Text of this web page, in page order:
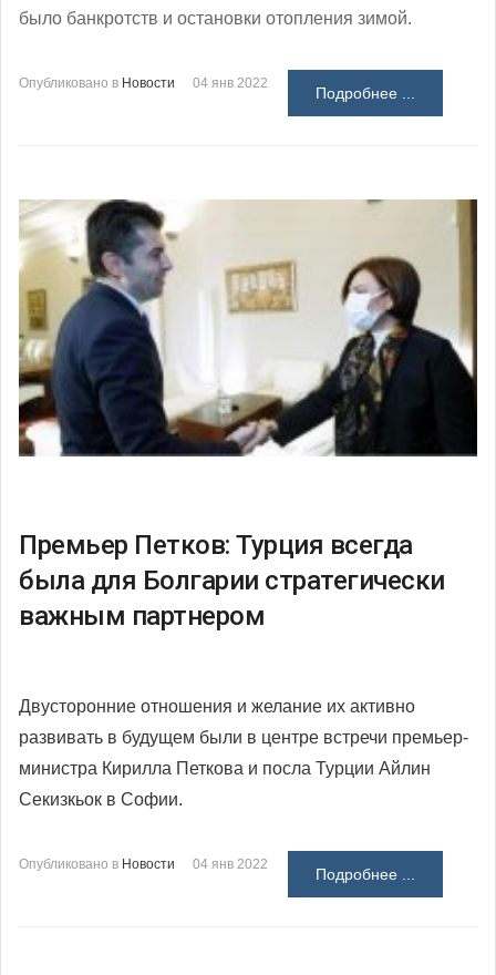
было банкротств и остановки отопления зимой.
Опубликовано в Новости 04 янв 2022
Подробнее ...
Премьер Петков: Турция всегда
была для Болгарии стратегически
важным партнером
Двусторонние отношения и желание их активно
развивать в будущем были в центре встречи премьер-
министра Кирилла Петкова и посла Турции Айлин
Секизкьок в Софии.
Опубликовано в Новости 04 янв 2022
Подробнее ...